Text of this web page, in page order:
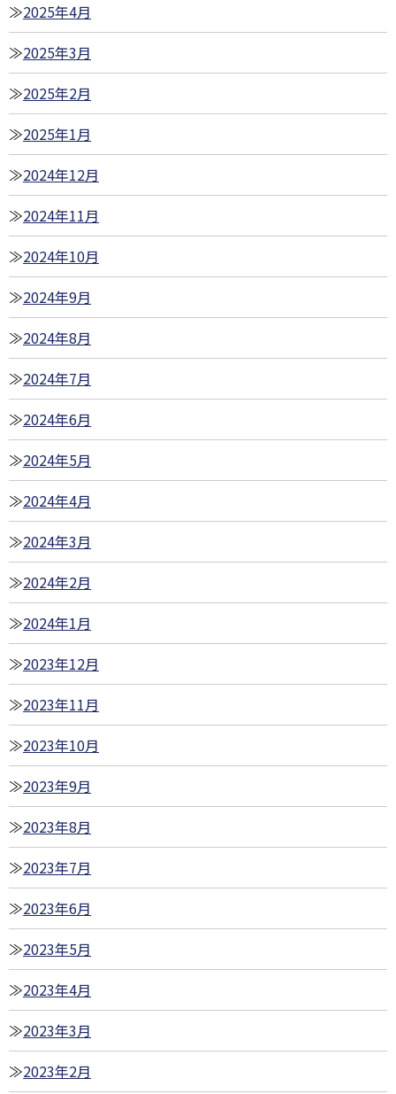
2025年4月
2025年3月
2025年2月
2025年1月
2024年12月
2024年11月
2024年10月
2024年9月
2024年8月
2024年7月
2024年6月
2024年5月
2024年4月
2024年3月
2024年2月
2024年1月
2023年12月
2023年11月
2023年10月
2023年9月
2023年8月
2023年7月
2023年6月
2023年5月
2023年4月
2023年3月
2023年2月